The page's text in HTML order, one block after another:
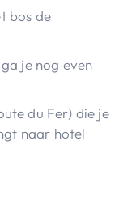
bos de
je nog even
du Fer) die je
naar hotel